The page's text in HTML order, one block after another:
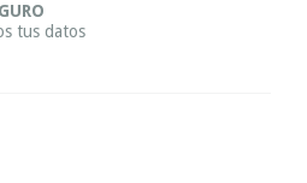
tus datos